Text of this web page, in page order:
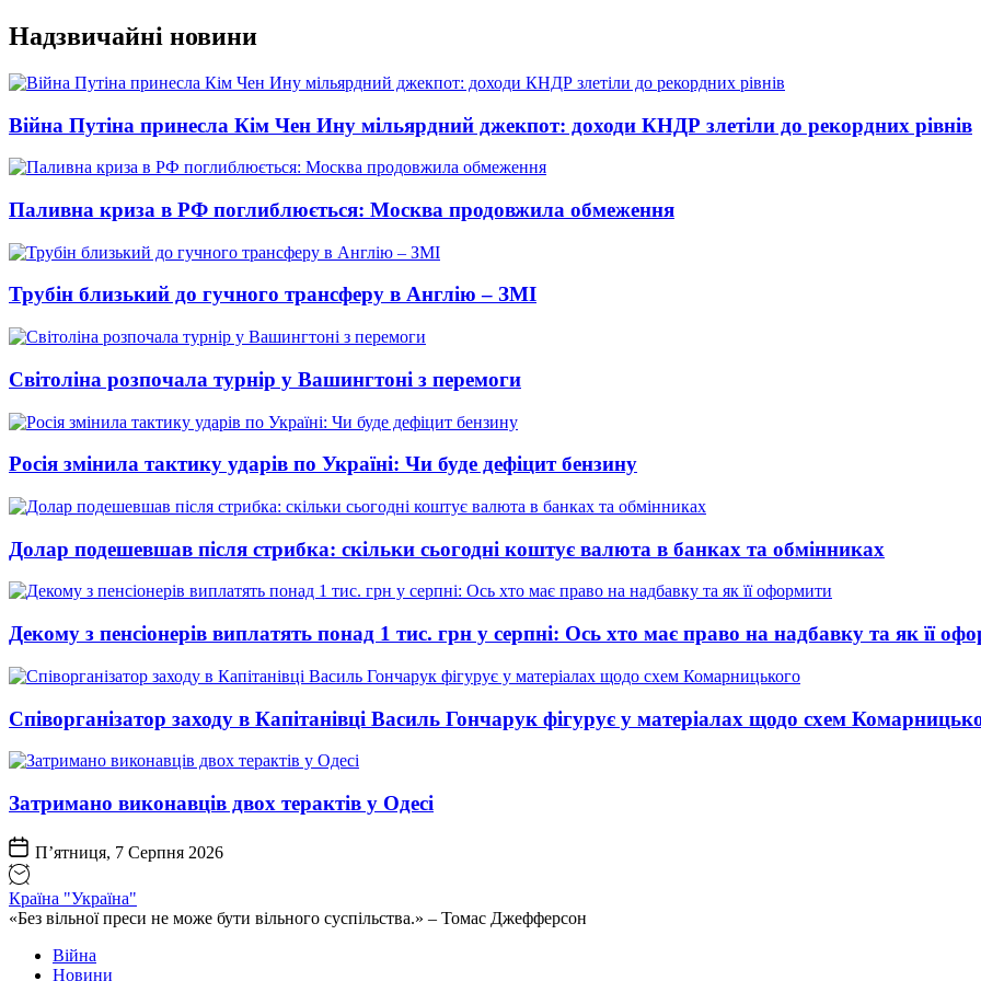
Перейти
до
вмісту
Надзвичайні новини
Війна Путіна принесла Кім Чен Ину мільярдний джекпот: доходи КНДР злетіли до рекордних рівнів
Паливна криза в РФ поглиблюється: Москва продовжила обмеження
Трубін близький до гучного трансферу в Англію – ЗМІ
Світоліна розпочала турнір у Вашингтоні з перемоги
Росія змінила тактику ударів по Україні: Чи буде дефіцит бензину
Долар подешевшав після стрибка: скільки сьогодні коштує валюта в банках та обмінниках
Декому з пенсіонерів виплатять понад 1 тис. грн у серпні: Ось хто має право на надбавку та як її
Співорганізатор заходу в Капітанівці Василь Гончарук фігурує у матеріалах щодо схем
Затримано виконавців двох терактів у Одесі
П’ятниця, 7 Серпня 2026
Країна "Україна"
«Без вільної преси не може бути вільного суспільства.» – Томас Джефферсон
Війна
Новини